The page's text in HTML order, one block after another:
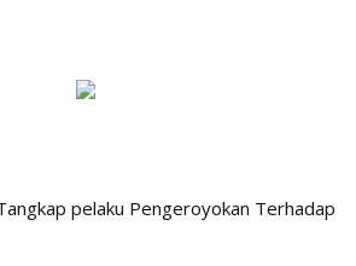
pelaku Pengeroyokan Terhadap